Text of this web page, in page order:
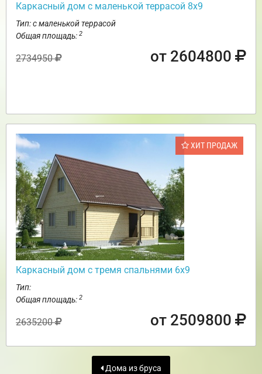
Каркасный дом с маленькой террасой 8х9
Тип: с маленькой террасой
Общая площадь: 2
2734950 от 2604800
ХИТ ПРОДАЖ
Каркасный дом с тремя спальнями 6х9
Тип:
Общая площадь: 2
2635200 от 2509800
Дома из бруса